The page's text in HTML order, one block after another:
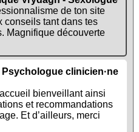
de ton site
conseils tant dans tes
Magnifique découverte
clinicien·ne
bienveillant ainsi
et recommandations
Et d’ailleurs, merci